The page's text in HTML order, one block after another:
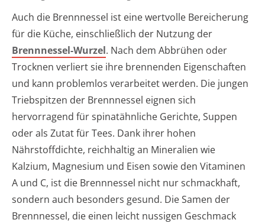
Auch die Brennnessel ist eine wertvolle Bereicherung
für die Küche, einschließlich der Nutzung der
Brennnessel-Wurzel. Nach dem Abbrühen oder
Trocknen verliert sie ihre brennenden Eigenschaften
und kann problemlos verarbeitet werden. Die jungen
Triebspitzen der Brennnessel eignen sich
hervorragend für spinatähnliche Gerichte, Suppen
oder als Zutat für Tees. Dank ihrer hohen
Nährstoffdichte, reichhaltig an Mineralien wie
Kalzium, Magnesium und Eisen sowie den Vitaminen
A und C, ist die Brennnessel nicht nur schmackhaft,
sondern auch besonders gesund. Die Samen der
Brennnessel, die einen leicht nussigen Geschmack